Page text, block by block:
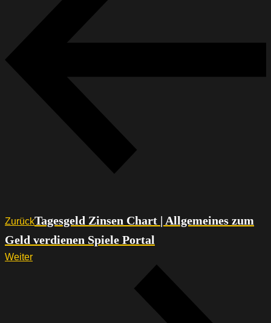
ZurückTagesgeld Zinsen Chart | Allgemeines zum
Geld verdienen Spiele Portal
Weiter